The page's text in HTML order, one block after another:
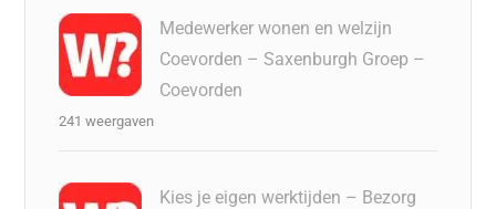
Medewerker wonen en welzijn
Coevorden – Saxenburgh Groep –
Coevorden
241 weergaven
Kies je eigen werktijden – Bezorg